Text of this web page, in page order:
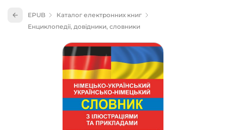
Книги для дітей (836)
Науково-популярна література (1015)
Навчальна література та посібники (527)
Енциклопедії, довідники, словники (55)
Подарункові сертифікати (1)
EPUB
Каталог електронних книг
Енциклопедії, довідники, словники